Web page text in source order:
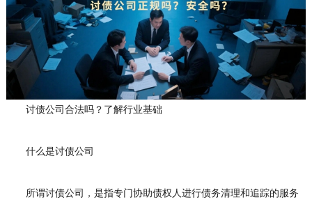
讨债公司合法吗？了解行业基础
什么是讨债公司
所谓讨债公司，是指专门协助债权人进行债务清理和追踪的服务